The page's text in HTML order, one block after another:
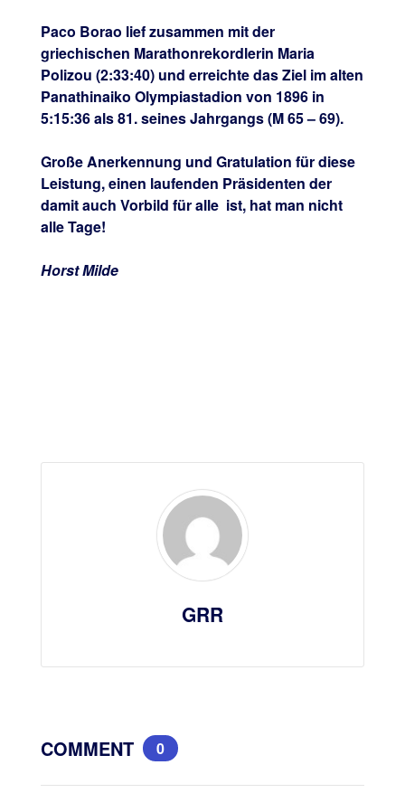
Paco Borao lief zusammen mit der
griechischen Marathonrekordlerin Maria
Polizou (2:33:40) und erreichte das Ziel im alten
Panathinaiko Olympiastadion von 1896 in
5:15:36 als 81. seines Jahrgangs (M 65 – 69).
Große Anerkennung und Gratulation für diese
Leistung, einen laufenden Präsidenten der
damit auch Vorbild für alle ist, hat man nicht
alle Tage!
Horst Milde
GRR
COMMENT 0